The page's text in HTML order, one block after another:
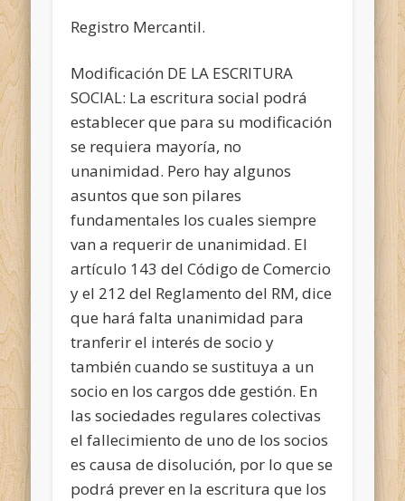
Registro Mercantil.
Modificación DE LA ESCRITURA
SOCIAL: La escritura social podrá
establecer que para su modificación
se requiera mayoría, no
unanimidad. Pero hay algunos
asuntos que son pilares
fundamentales los cuales siempre
van a requerir de unanimidad. El
artículo 143 del Código de Comercio
y el 212 del Reglamento del RM, dice
que hará falta unanimidad para
tranferir el interés de socio y
también cuando se sustituya a un
socio en los cargos dde gestión. En
las sociedades regulares colectivas
el fallecimiento de uno de los socios
es causa de disolución, por lo que se
podrá prever en la escritura que los